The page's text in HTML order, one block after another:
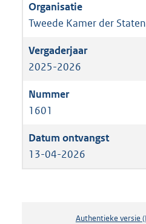
Tweede Kamer der
2025-2026
1601
13-04-2026
Authentieke versie